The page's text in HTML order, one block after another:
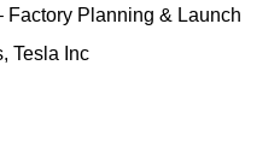
Factory Planning & Launch
Tesla Inc